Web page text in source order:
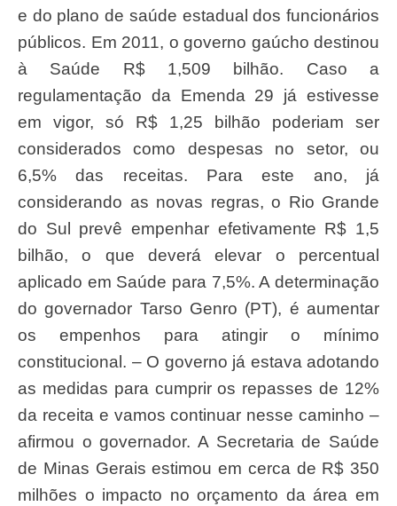
e do plano de saúde estadual dos funcionários
públicos. Em 2011, o governo gaúcho destinou
à Saúde R$ 1,509 bilhão. Caso a
regulamentação da Emenda 29 já estivesse
em vigor, só R$ 1,25 bilhão poderiam ser
considerados como despesas no setor, ou
6,5% das receitas. Para este ano, já
considerando as novas regras, o Rio Grande
do Sul prevê empenhar efetivamente R$ 1,5
bilhão, o que deverá elevar o percentual
aplicado em Saúde para 7,5%. A determinação
do governador Tarso Genro (PT), é aumentar
os empenhos para atingir o mínimo
constitucional. – O governo já estava adotando
as medidas para cumprir os repasses de 12%
da receita e vamos continuar nesse caminho –
afirmou o governador. A Secretaria de Saúde
de Minas Gerais estimou em cerca de R$ 350
milhões o impacto no orçamento da área em